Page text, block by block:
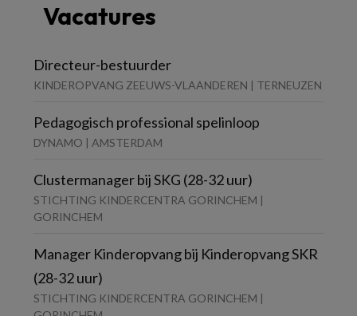
Vacatures
Directeur-bestuurder
KINDEROPVANG ZEEUWS-VLAANDEREN | TERNEUZEN
Pedagogisch professional spelinloop
DYNAMO | AMSTERDAM
Clustermanager bij SKG (28-32 uur)
STICHTING KINDERCENTRA GORINCHEM |
GORINCHEM
Manager Kinderopvang bij Kinderopvang SKR
(28-32 uur)
STICHTING KINDERCENTRA GORINCHEM |